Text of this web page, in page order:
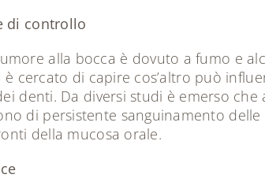
di controllo
alla bocca è dovuto a fumo e
è cercato di capire cos’altro può
denti. Da diversi studi è emerso
di persistente sanguinamento
della mucosa orale.